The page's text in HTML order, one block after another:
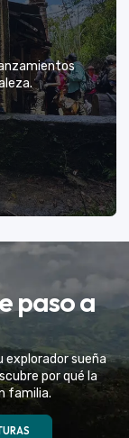
para tu
con una
paso a
explorador sueña
por qué la
familia.